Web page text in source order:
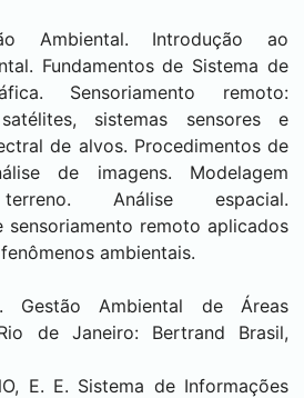
Ambiental. Introdução ao
Fundamentos de Sistema de
Sensoriamento remoto:
sistemas sensores e
de alvos. Procedimentos de
de imagens. Modelagem
Análise espacial.
sensoriamento remoto aplicados
ambientais.
Gestão Ambiental de Áreas
de Janeiro: Bertrand Brasil,
E. E. Sistema de Informações